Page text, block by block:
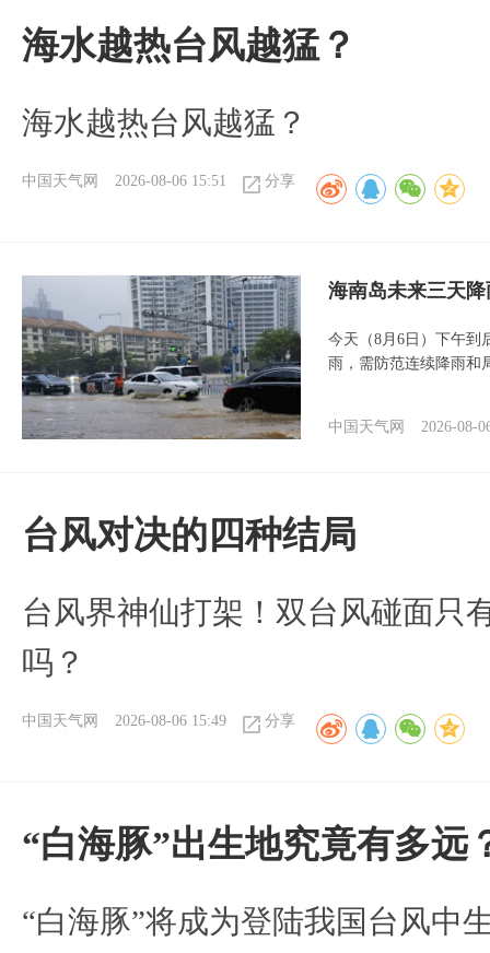
海水越热台风越猛？
海水越热台风越猛？
中国天气网 2026-08-06 15:51 分享
海南岛未来三天
今天（8月6日）下午到
雨，需防范连续降雨和
中国天气网 2026-08-
台风对决的四种结局
台风界神仙打架！双台风碰面只
吗？
中国天气网 2026-08-06 15:49 分享
“白海豚”出生地究竟有多远
“白海豚”将成为登陆我国台风中